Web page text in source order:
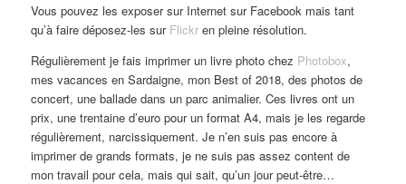
Vous pouvez les exposer sur Internet sur Facebook mais tant
qu’à faire déposez-les sur Flickr en pleine résolution.
Régulièrement je fais imprimer un livre photo chez Photobox,
mes vacances en Sardaigne, mon Best of 2018, des photos de
concert, une ballade dans un parc animalier. Ces livres ont un
prix, une trentaine d’euro pour un format A4, mais je les regarde
régulièrement, narcissiquement. Je n’en suis pas encore à
imprimer de grands formats, je ne suis pas assez content de
mon travail pour cela, mais qui sait, qu’un jour peut-être…